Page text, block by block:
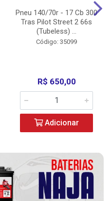
Pneu 140/70r - 17 Cb 300
Tras Pilot Street 2 66s
(Tubeless) ...
Código: 35099
R$ 650,00
Adicionar